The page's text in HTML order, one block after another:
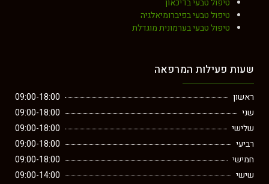
טיפול טבעי בדיכאון
טיפול טבעי בפיברומיאלגיה
טיפול טבעי בערמונית מוגדלת
שעות פעילות המרפאה
ראשון
09:00-18:00
שני
09:00-18:00
שלישי
09:00-18:00
רביעי
09:00-18:00
חמישי
09:00-18:00
שישי
09:00-14:00